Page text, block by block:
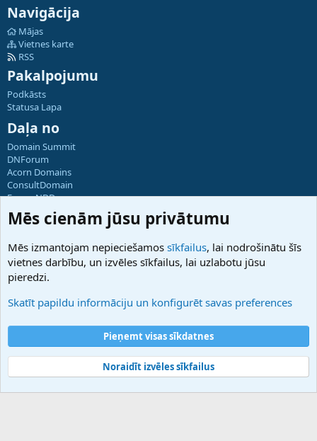
Navigācija
Mājas
Vietnes karte
RSS
Pakalpojumu
Podkāsts
Statusa Lapa
Daļa no
Domain Summit
DNForum
Acorn Domains
ConsultDomain
ForumNDD
Domainforum.ro
27.be
Hostmaria
Atbalsts
Palīdzība
Noteikumi un nosacījumi
Privātuma politika
Community platform by XenForo® © 2010-2025 XenForo Ltd.
Mēs cienām jūsu privātumu
Mēs izmantojam nepieciešamos sīkfailus, lai nodrošinātu šīs
vietnes darbību, un izvēles sīkfailus, lai uzlabotu jūsu
pieredzi.
Skatīt papildu informāciju un konfigurēt savas preferences
Pieņemt visas sīkdatnes
Noraidīt izvēles sīkfailus